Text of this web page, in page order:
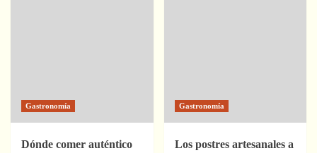
Gastronomía
Dónde comer auténtico
Gastronomía
Los postres artesanales a